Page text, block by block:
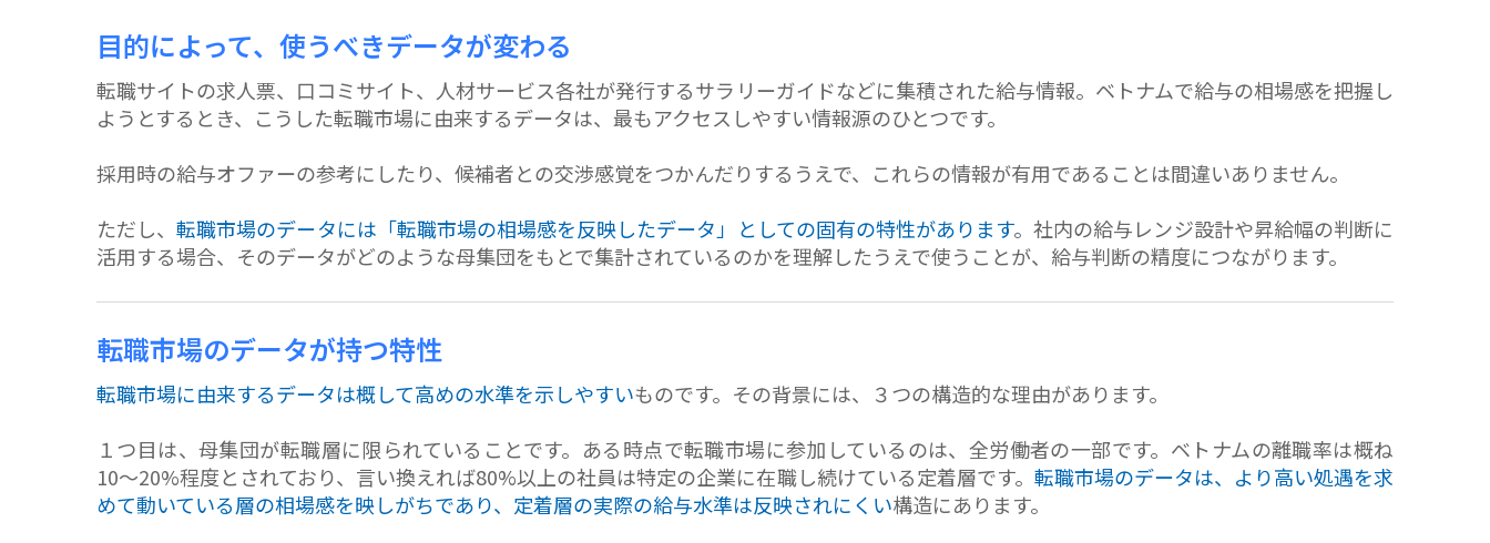
目的によって、使うべきデータが変わる
転職サイトの求人票、口コミサイト、人材サービス各社が発行するサラリーガイドなどに集積された給与情報。ベトナムで給与の相場感を把握し
ようとするとき、こうした転職市場に由来するデータは、最もアクセスしやすい情報源のひとつです。
採用時の給与オファーの参考にしたり、候補者との交渉感覚をつかんだりするうえで、これらの情報が有用であることは間違いありません。
ただし、転職市場のデータには「転職市場の相場感を反映したデータ」としての固有の特性があります。社内の給与レンジ設計や昇給幅の判断に
活用する場合、そのデータがどのような母集団をもとで集計されているのかを理解したうえで使うことが、給与判断の精度につながります。
転職市場のデータが持つ特性
転職市場に由来するデータは概して高めの水準を示しやすいものです。その背景には、３つの構造的な理由があります。
１つ目は、母集団が転職層に限られていることです。ある時点で転職市場に参加しているのは、全労働者の一部です。ベトナムの離職率は概ね
10〜20%程度とされており、言い換えれば80%以上の社員は特定の企業に在職し続けている定着層です。 転職市場のデータは、より高い処遇を求
めて動いている層の相場感を映しがちであり、定着層の実際の給与水準は反映されにくい構造にあります。